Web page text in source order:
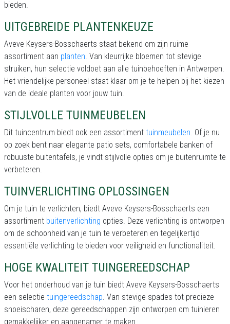
bieden.
UITGEBREIDE PLANTENKEUZE
Aveve Keysers-Bosschaerts staat bekend om zijn ruime
assortiment aan planten. Van kleurrijke bloemen tot stevige
struiken, hun selectie voldoet aan alle tuinbehoeften in Antwerpen.
Het vriendelijke personeel staat klaar om je te helpen bij het kiezen
van de ideale planten voor jouw tuin.
STIJLVOLLE TUINMEUBELEN
Dit tuincentrum biedt ook een assortiment tuinmeubelen. Of je nu
op zoek bent naar elegante patio sets, comfortabele banken of
robuuste buitentafels, je vindt stijlvolle opties om je buitenruimte te
verbeteren.
TUINVERLICHTING OPLOSSINGEN
Om je tuin te verlichten, biedt Aveve Keysers-Bosschaerts een
assortiment buitenverlichting opties. Deze verlichting is ontworpen
om de schoonheid van je tuin te verbeteren en tegelijkertijd
essentiële verlichting te bieden voor veiligheid en functionaliteit.
HOGE KWALITEIT TUINGEREEDSCHAP
Voor het onderhoud van je tuin biedt Aveve Keysers-Bosschaerts
een selectie tuingereedschap. Van stevige spades tot precieze
snoeischaren, deze gereedschappen zijn ontworpen om tuinieren
gemakkelijker en aangenamer te maken.